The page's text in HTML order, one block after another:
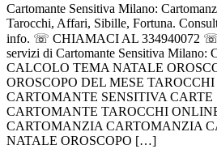
Cartomante Sensitiva Milano:
Tarocchi, Affari, Sibille, Fortuna.
info. ☏ CHIAMACI AL 334940072 ☏
servizi di Cartomante Sensitiva
CALCOLO TEMA NATALE
OROSCOPO DEL MESE
CARTOMANTE SENSITIVA
CARTOMANTE TAROCCHI
CARTOMANZIA CARTOMANZIA
NATALE OROSCOPO […]